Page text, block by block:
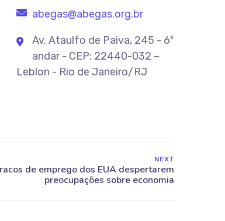
abegas@abegas.org.br
Av. Ataulfo de Paiva, 245 - 6º
andar - CEP: 22440-032 –
Leblon - Rio de Janeiro/RJ
NEXT